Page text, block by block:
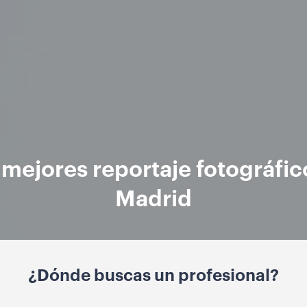
reportaje
Madrid
¿Dónde buscas un profesional?